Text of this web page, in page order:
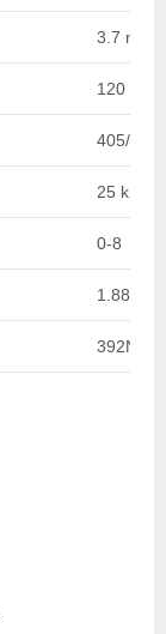
3.7 m
120 l
405/70 -
25 km/h
0-8
1.88 m
392Nm